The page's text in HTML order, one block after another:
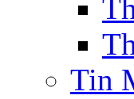
Tin